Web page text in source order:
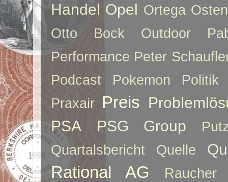
Handel Opel Ortega Osten
Otto Bock
Outdoor
Performance Peter
Podcast
Pokemon
Politik
Praxair Preis
PSA
PSG Group
Quartalsbericht
Quelle
Rational AG Raucher